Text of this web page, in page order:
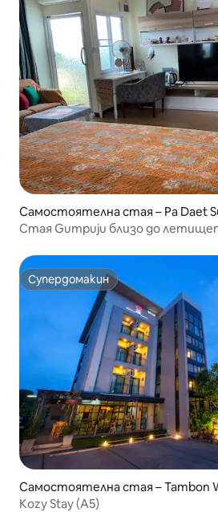
Самостоятелна стая – Pa Daet
Стая Gumpuju близо до
Супердомакин
Супердомакин
Самостоятелна стая – Tambon
Kozy Stay (A5)